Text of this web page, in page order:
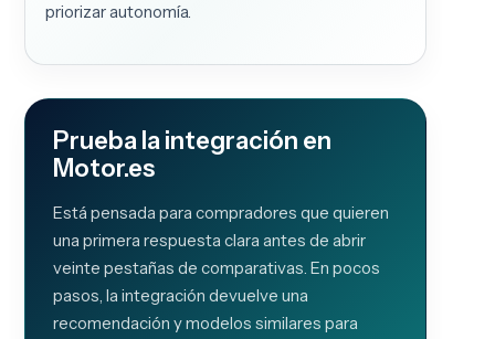
priorizar autonomía.
Prueba la integración en
Motor.es
Está pensada para compradores que quieren
una primera respuesta clara antes de abrir
veinte pestañas de comparativas. En pocos
pasos, la integración devuelve una
recomendación y modelos similares para